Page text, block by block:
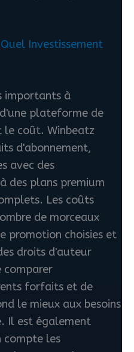
Investissement
importants à
plateforme de
le coût. Winbeatz
d'abonnement,
avec des
des plans premium
Les coûts
de morceaux
promotion choisies et
droits d'auteur
comparer
forfaits et de
le mieux aux besoins
Il est également
compte les